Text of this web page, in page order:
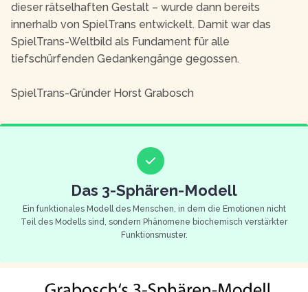
dieser rätselhaften Gestalt – wurde dann bereits
innerhalb von SpielTrans entwickelt. Damit war das
SpielTrans-Weltbild als Fundament für alle
tiefschürfenden Gedankengänge gegossen.
SpielTrans-Gründer Horst Grabosch
Das 3-Sphären-Modell
Ein funktionales Modell des Menschen, in dem die Emotionen nicht
Teil des Modells sind, sondern Phänomene biochemisch verstärkter
Funktionsmuster.